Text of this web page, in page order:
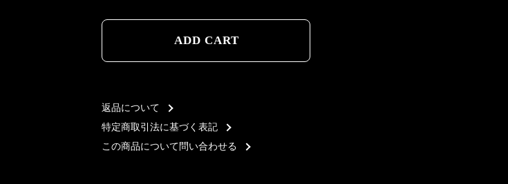
ADD CART
ADD CART
返品について
特定商取引法に基づく表記
この商品について問い合わせる